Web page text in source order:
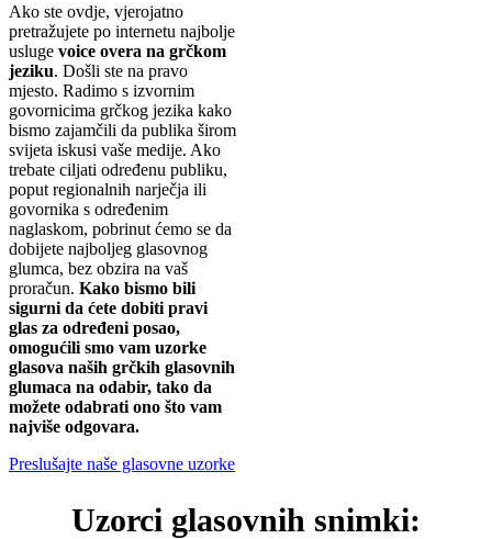
Ako ste ovdje, vjerojatno
pretražujete po internetu najbolje
usluge voice overa na grčkom
jeziku. Došli ste na pravo
mjesto. Radimo s izvornim
govornicima grčkog jezika kako
bismo zajamčili da publika širom
svijeta iskusi vaše medije. Ako
trebate ciljati određenu publiku,
poput regionalnih narječja ili
govornika s određenim
naglaskom, pobrinut ćemo se da
dobijete najboljeg glasovnog
glumca, bez obzira na vaš
proračun. Kako bismo bili
sigurni da ćete dobiti pravi
glas za određeni posao,
omogućili smo vam uzorke
glasova naših grčkih glasovnih
glumaca na odabir, tako da
možete odabrati ono što vam
najviše odgovara.
Preslušajte naše glasovne uzorke
Uzorci glasovnih snimki: